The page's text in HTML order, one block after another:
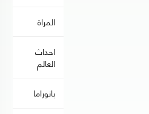
المراة
احداث
العالم
بانوراما